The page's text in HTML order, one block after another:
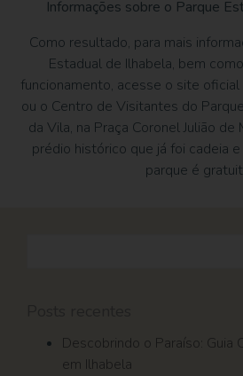
Informações sobre o Parque
Como resultado, para mais
Estadual de Ilhabela, bem
funcionamento, acesse o site oficial
ou o Centro de Visitantes do
da Vila, na Praça Coronel Julião
prédio histórico que já foi cadeia
parque é
Descobrindo o Paraíso: Guia
em Ilhabela